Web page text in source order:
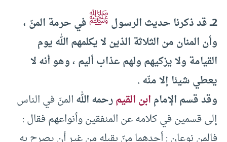
2ــ قد ذكرنا حديث الرسول
ﷺفي حرمة المنّ ،
وأن المنان من الثلاثة الذين لا يكلمهم الله يوم
القيامة ولا يزكيهم ولهم عذاب أليم ، وهو أنه لا
يعطي شيئا إلا منّه .
وقد قسم الإمامابن القيمرحمه اللهالمنّ في الناس
إلى قسمين في كلامه عن المنفقين وأنواعهم فقال :